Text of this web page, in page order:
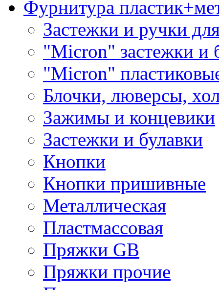
Фурнитура
Застежки и ручки
"Micron" застежки и
"Micron"
Блочки, люверсы,
Зажимы и концевики
Застежки и булавки
Кнопки
Кнопки пришивные
Металлическая
Пластмассовая
Пряжки GB
Пряжки прочие